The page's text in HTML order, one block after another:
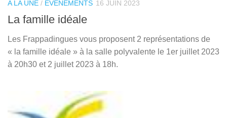
A LA UNE / EVENEMENTS 16 JUIN 2023
La famille idéale
Les Frappadingues vous proposent 2 représentations de
« la famille idéale » à la salle polyvalente le 1er juillet 2023
à 20h30 et 2 juillet 2023 à 18h.